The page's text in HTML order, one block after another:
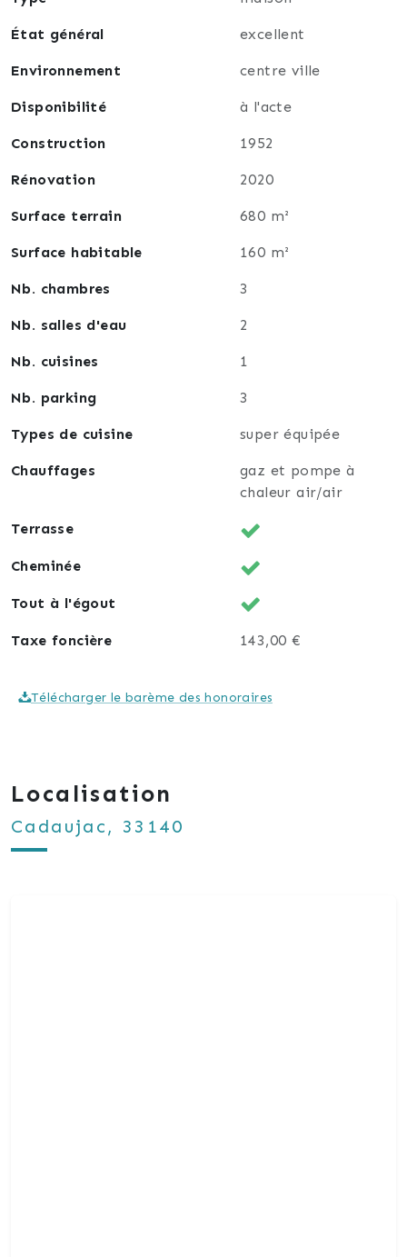
Il offre de nombreuses possibilités :
espace professionnel / télétravail
📞 Contactez moi pour organiser une visite et
État général excellent
Environnement centre ville
Disponibilité à l'acte
Construction 1952
Rénovation 2020
Surface terrain 680 m²
Surface habitable 160 m²
Nb. chambres 3
Nb. salles d'eau 2
Nb. cuisines 1
Nb. parking 3
Types de cuisine super équipée
Chauffages
gaz et pompe à
chaleur air/air
Terrasse
Cheminée
Tout à l'égout
Taxe foncière 143,00 €
Télécharger le barème des honoraires
Localisation
Cadaujac, 33140